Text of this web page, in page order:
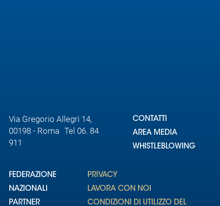
Via Gregorio Allegri 14,
00198 - Roma Tel 06. 84
911
CONTATTI
AREA MEDIA
WHISTLEBLOWING
FEDERAZIONE
NAZIONALI
PARTNER
PRIVACY
LAVORA CON NOI
CONDIZIONI DI UTILIZZO DEL